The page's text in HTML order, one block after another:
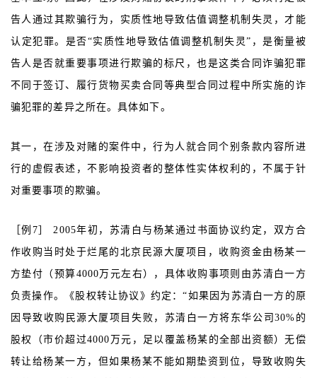
告人通过其欺骗行为，实质性地导致估值调整机制失灵，才能
认定犯罪。是否“实质性地导致估值调整机制失灵”，是衡量被
告人是否就重要事项进行欺骗的标尺，也是这类合同诈骗犯罪
不同于签订、履行货物买卖合同等典型合同过程中所实施的诈
骗犯罪的差异之所在。具体如下。
其一，在涉及对赌的案件中，行为人就合同个别条款内容所进
行的虚假表述，不影响投资者的整体性实体权利的，不属于针
对重要事项的欺骗。
［例7］ 2005年初，苏清白与杨某通过书面协议约定，双方合
作收购当时处于烂尾的北京民源大厦项目，收购资金由杨某一
方垫付（预算4000万元左右），具体收购事项则由苏清白一方
负责操作。《股权转让协议》约定：“如果因为苏清白一方的原
因导致收购民源大厦项目失败，苏清白一方将东华公司30%的
股权（市价超过4000万元，足以覆盖杨某的全部出资额）无偿
转让给杨某一方，但如果杨某不能如期垫资到位，导致收购失